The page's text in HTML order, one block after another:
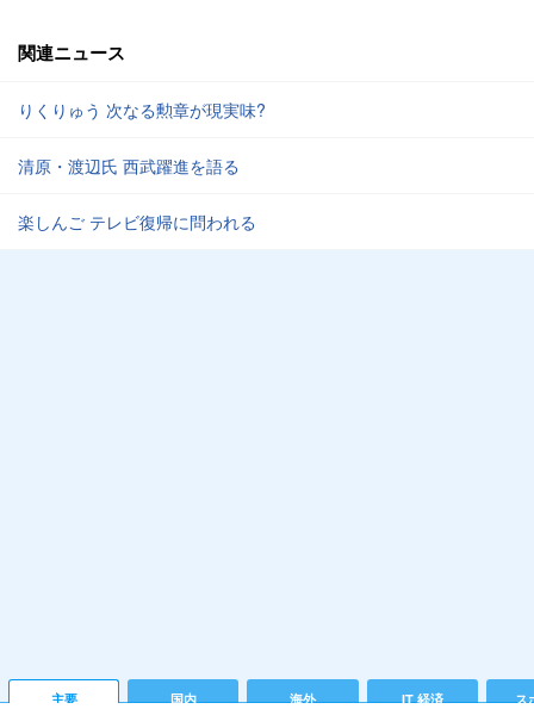
関連ニュース
りくりゅう 次なる勲章が現実味?
清原・渡辺氏 西武躍進を語る
楽しんご テレビ復帰に問われる
主要 国内 海外 IT 経済 ス